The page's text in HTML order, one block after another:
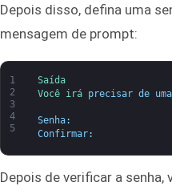
Depois disso, defina uma
mensagem de prompt:
1
2
3
4
5
Saída
Você irá precisar de uma
Senha:
Confirmar:
Depois de verificar a senha,